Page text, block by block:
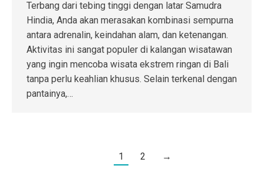
Terbang dari tebing tinggi dengan latar Samudra
Hindia, Anda akan merasakan kombinasi sempurna
antara adrenalin, keindahan alam, dan ketenangan.
Aktivitas ini sangat populer di kalangan wisatawan
yang ingin mencoba wisata ekstrem ringan di Bali
tanpa perlu keahlian khusus. Selain terkenal dengan
pantainya,…
1 2 →